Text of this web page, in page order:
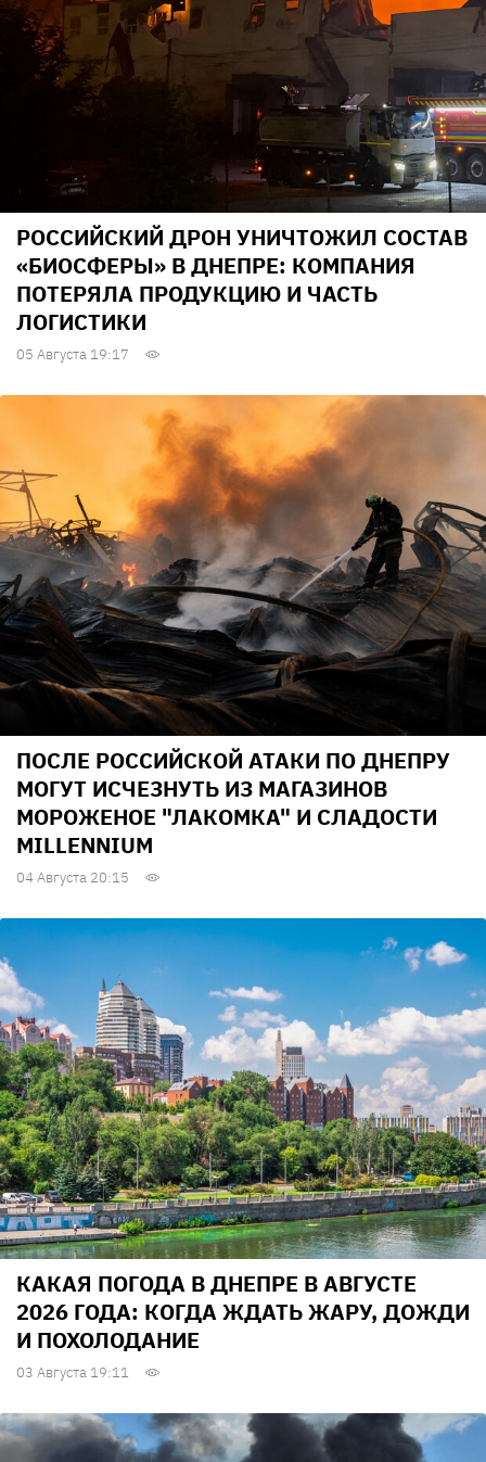
РОССИЙСКИЙ ДРОН УНИЧТОЖИЛ СОСТАВ
«БИОСФЕРЫ» В ДНЕПРЕ: КОМПАНИЯ
ПОТЕРЯЛА ПРОДУКЦИЮ И ЧАСТЬ
ЛОГИСТИКИ
05 Августа 19:17
ПОСЛЕ РОССИЙСКОЙ АТАКИ ПО ДНЕПРУ
МОГУТ ИСЧЕЗНУТЬ ИЗ МАГАЗИНОВ
МОРОЖЕНОЕ "ЛАКОМКА" И СЛАДОСТИ
MILLENNIUM
04 Августа 20:15
КАКАЯ ПОГОДА В ДНЕПРЕ В АВГУСТЕ
2026 ГОДА: КОГДА ЖДАТЬ ЖАРУ, ДОЖДИ
И ПОХОЛОДАНИЕ
03 Августа 19:11